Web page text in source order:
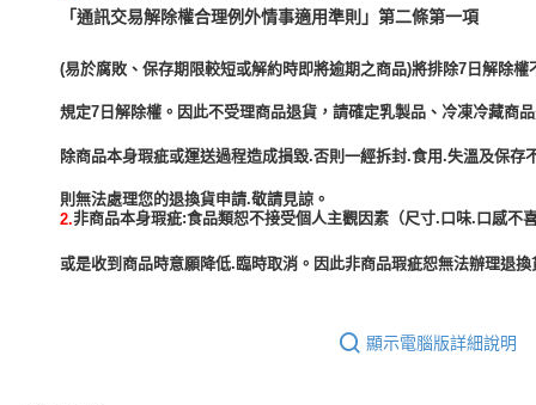
「通訊交易解除權合理例外情事適用準則」第二條第一項
(易於腐敗、保存期限較短或解約時即將逾期之商品)將排除7日解除權
規定7日解除權。因此不受理商品退貨，請確定乳製品、冷凍冷藏商
除商品本身瑕疵或運送過程造成損毀.否則一經拆封.食用.失溫及保存
2.非商品本身瑕疵:食品類恕不接受個人主觀因素（尺寸.口味.口感不
或是收到商品時意願降低.臨時取消。因此非商品瑕疵恕無法辦理退
顯示電腦版詳細說明